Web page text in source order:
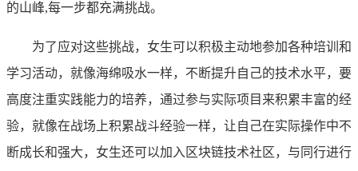
的山峰,每一步都充满挑战。
为了应对这些挑战，女生可以积极主动地参加各种培训和
学习活动，就像海绵吸水一样，不断提升自己的技术水平，要
高度注重实践能力的培养，通过参与实际项目来积累丰富的经
验，就像在战场上积累战斗经验一样，让自己在实际操作中不
断成长和强大，女生还可以加入区块链技术社区，与同行进行